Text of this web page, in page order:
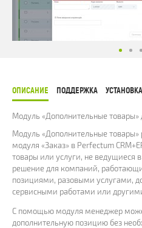
ОПИСАНИЕ ПОДДЕРЖКА УСТАНОВКА
Модуль «Дополнительные товары»
Модуль «Дополнительные
модуля «Заказ» в Perfectum
товары или услуги, не ведущиеся
решение для компаний,
позициями, разовыми услугами,
сервисными работами или
С помощью модуля менеджер
дополнительную позицию без